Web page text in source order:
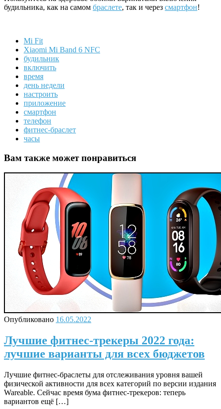
будильника, как на самом браслете, так и через смартфон!
Mi Fit
Xiaomi Mi Band 6 NFC
будильник
включить
время
день недели
настроить
приложение
смартфон
телефон
фитнес-браслет
часы
Вам также может понравиться
Опубликовано 16.05.2022
Лучшие фитнес-трекеры 2022 года:
лучшие варианты для всех бюджетов
Лучшие фитнес-браслеты для отслеживания уровня вашей
физической активности для всех категорий по версии издания
Wareable. Сейчас время бума фитнес-трекеров: теперь
вариантов ещё […]